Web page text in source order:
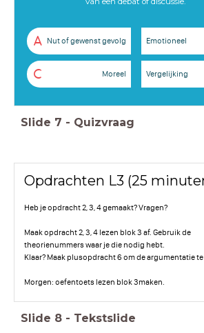
A Nut of gewenst gevolg Emotioneel
C Moreel Vergelijking
Slide 7 - Quizvraag
Opdrachten L3 (25
Heb je opdracht 2, 3, 4 gemaakt? Vragen?
Maak opdracht 2, 3, 4 lezen blok 3 af. Gebruik de
theorienummers waar je die nodig hebt.
Klaar? Maak plusopdracht 6 om de argumentatie
Morgen: oefentoets lezen blok 3maken.
Slide 8 - Tekstslide